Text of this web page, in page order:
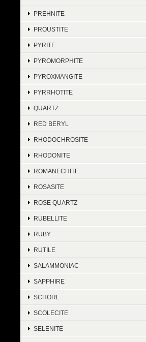
PREHNITE
PROUSTITE
PYRITE
PYROMORPHITE
PYROXMANGITE
PYRRHOTITE
QUARTZ
RED BERYL
RHODOCHROSITE
RHODONITE
ROMANECHITE
ROSASITE
ROSE QUARTZ
RUBELLITE
RUBY
RUTILE
SALAMMONIAC
SAPPHIRE
SCHORL
SCOLECITE
SELENITE